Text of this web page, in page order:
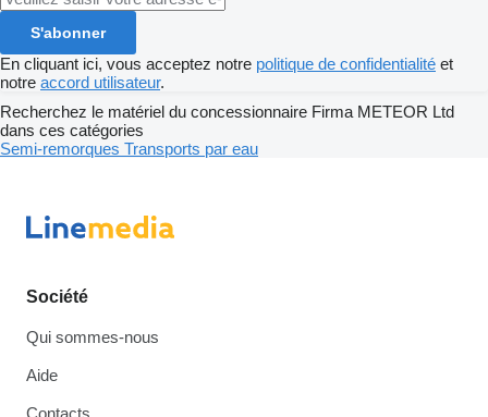
S'abonner
En cliquant ici, vous acceptez notre politique de confidentialité et
notre accord utilisateur.
Recherchez le matériel du concessionnaire Firma METEOR Ltd
dans ces catégories
Semi-remorques Transports par eau
Société
Qui sommes-nous
Aide
Contacts